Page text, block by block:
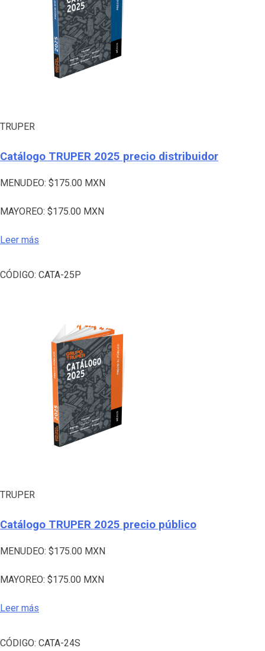
TRUPER
Catálogo TRUPER 2025 precio distribuidor
MENUDEO: $175.00 MXN
MAYOREO: $175.00 MXN
Leer más
CÓDIGO: CATA-25P
TRUPER
Catálogo TRUPER 2025 precio público
MENUDEO: $175.00 MXN
MAYOREO: $175.00 MXN
Leer más
CÓDIGO: CATA-24S